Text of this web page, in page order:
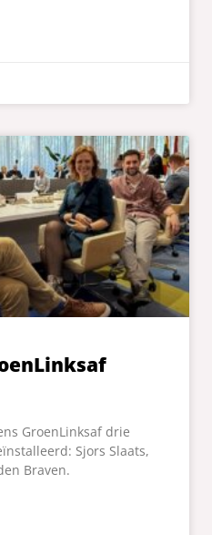
GroenLinksaf drie
Sjors Slaats,
Braven.